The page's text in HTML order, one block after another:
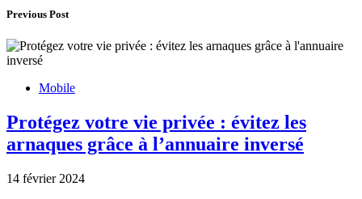
Previous Post
Mobile
Protégez votre vie privée : évitez les
arnaques grâce à l’annuaire inversé
14 février 2024